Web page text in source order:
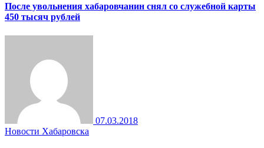
После увольнения хабаровчанин снял со служебной карты
450 тысяч рублей
07.03.2018
Новости Хабаровска